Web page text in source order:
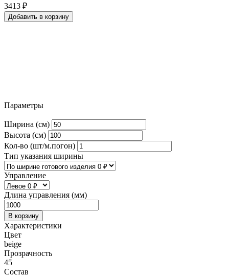
3413 ₽
Добавить в корзину
Параметры
Ширина (см)
Высота (см)
Кол-во (шт/м.погон)
Тип указания ширины
Управление
Длина управления (мм)
В корзину
Характеристики
Цвет
beige
Прозрачность
45
Состав